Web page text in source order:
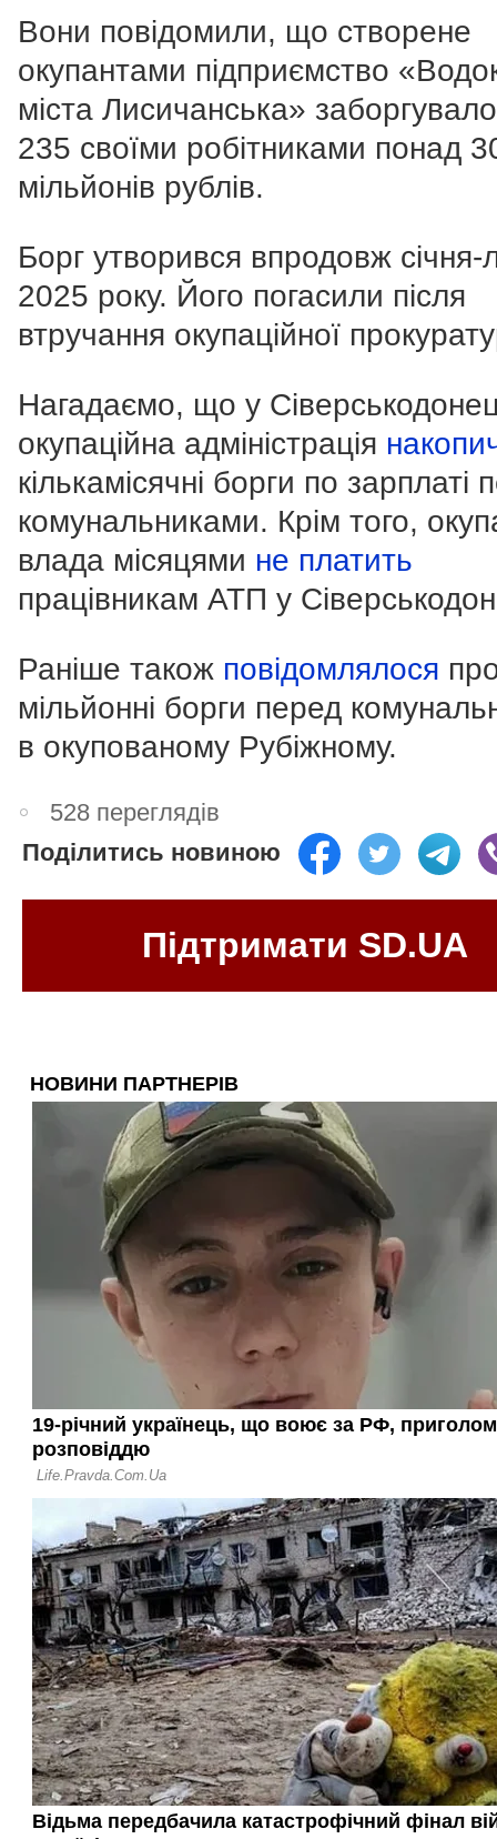
Вони повідомили, що створене
окупантами підприємство
міста Лисичанська»
235 своїми робітниками понад
мільйонів рублів.
Борг утворився впродовж січня-
2025 року. Його погасили після
втручання окупаційної
Нагадаємо, що у
окупаційна адміністрація
кількамісячні борги по зарплаті
комунальниками. Крім того,
влада місяцями не платить
працівникам АТП у
Раніше також повідомлялося
мільйонні борги перед
в окупованому Рубіжному.
528 переглядів
Поділитись новиною
Підтримати SD.UA